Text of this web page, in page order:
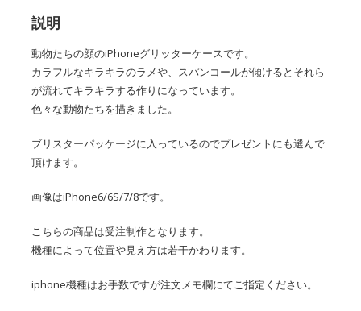
説明
動物たちの顔のiPhoneグリッターケースです。
カラフルなキラキラのラメや、スパンコールが傾けるとそれら
が流れてキラキラする作りになっています。
色々な動物たちを描きました。
ブリスターパッケージに入っているのでプレゼントにも選んで
頂けます。
画像はiPhone6/6S/7/8です。
こちらの商品は受注制作となります。
機種によって位置や見え方は若干かわります。
iphone機種はお手数ですが注文メモ欄にてご指定ください。